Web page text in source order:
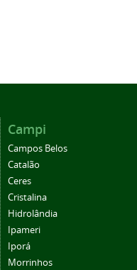
Campi
Campos Belos
Catalão
Ceres
Cristalina
Hidrolândia
Ipameri
Iporá
Morrinhos